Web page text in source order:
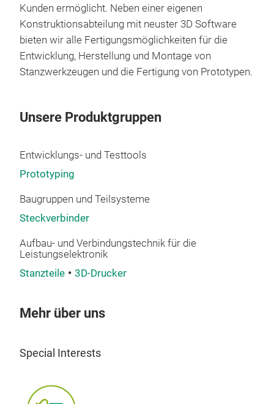
Kunden ermöglicht. Neben einer eigenen
Konstruktionsabteilung mit neuster 3D Software
bieten wir alle Fertigungsmöglichkeiten für die
Entwicklung, Herstellung und Montage von
Stanzwerkzeugen und die Fertigung von Prototypen.
Unsere Produktgruppen
Entwicklungs- und Testtools
Prototyping
Baugruppen und Teilsysteme
Steckverbinder
Aufbau- und Verbindungstechnik für die
Leistungselektronik
Stanzteile
3D-Drucker
Mehr über uns
Special Interests